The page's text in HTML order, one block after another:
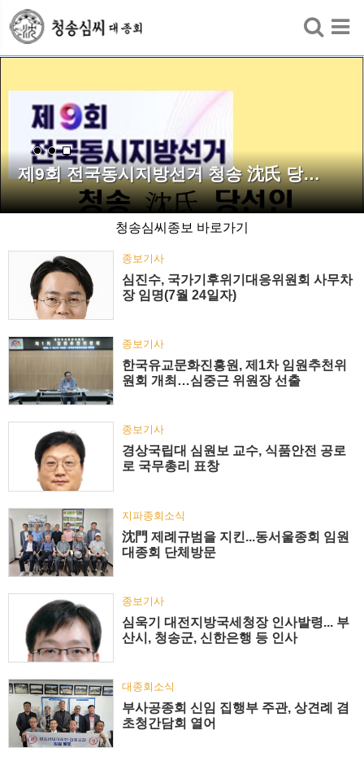
제9회 전국동시지방선거 청송 沈氏 당…
청송심씨종보 바로가기
종보기사
심진수, 국가기후위기대응위원회 사무차
장 임명(7월 24일자)
종보기사
한국유교문화진흥원, 제1차 임원추천위
원회 개최…심중근 위원장 선출
종보기사
경상국립대 심원보 교수, 식품안전 공로
로 국무총리 표창
지파종회소식
沈門 제례규범을 지킨...동서울종회 임원
대종회 단체방문
종보기사
심욱기 대전지방국세청장 인사발령... 부
산시, 청송군, 신한은행 등 인사
대종회소식
부사공종회 신임 집행부 주관, 상견례 겸
초청간담회 열어